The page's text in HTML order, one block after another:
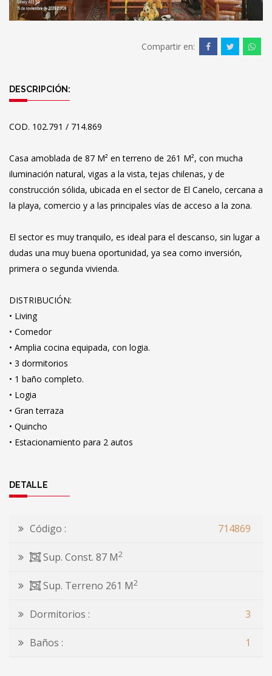
Compartir en:
DESCRIPCIÓN:
COD. 102.791 / 714.869
Casa amoblada de 87 M² en terreno de 261 M², con mucha
iluminación natural, vigas a la vista, tejas chilenas, y de
construcción sólida, ubicada en el sector de El Canelo, cercana a
la playa, comercio y a las principales vías de acceso a la zona.
El sector es muy tranquilo, es ideal para el descanso, sin lugar a
dudas una muy buena oportunidad, ya sea como inversión,
primera o segunda vivienda.
DISTRIBUCIÓN:
• Living
• Comedor
• Amplia cocina equipada, con logia.
• 3 dormitorios
• 1 baño completo.
• Logia
• Gran terraza
• Quincho
• Estacionamiento para 2 autos
DETALLE
Código : 714869
Sup. Const. 87 M2
Sup. Terreno 261 M2
Dormitorios : 3
Baños : 1